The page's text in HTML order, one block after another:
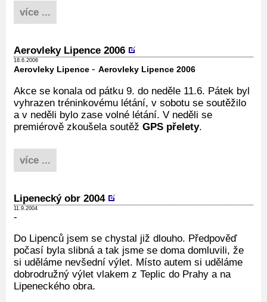
více ...
Aerovleky Lipence 2006
18.6.2006
Aerovleky Lipence - Aerovleky Lipence 2006
Akce se konala od pátku 9. do neděle 11.6. Pátek byl
vyhrazen tréninkovému létání, v sobotu se soutěžilo
a v neděli bylo zase volné létání. V neděli se
premiérově zkoušela soutěž GPS přelety.
více ...
Lipenecký obr 2004
11.9.2004
-
Do Lipenců jsem se chystal již dlouho. Předpověď
počasí byla slibná a tak jsme se doma domluvili, že
si uděláme nevšední výlet. Místo autem si uděláme
dobrodružný výlet vlakem z Teplic do Prahy a na
Lipeneckého obra.